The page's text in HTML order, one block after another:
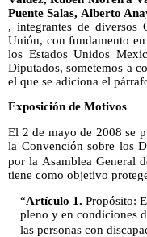
Puente Salas, Alberto
, integrantes de diversos
Unión, con fundamento
los Estados Unidos
Diputados, sometemos a
el que se adiciona el
Exposición de Motivos
El 2 de mayo de 2008 se
la Convención sobre los
por la Asamblea General
tiene como objetivo
“Artículo 1. Propósito:
pleno y en condiciones
las personas con